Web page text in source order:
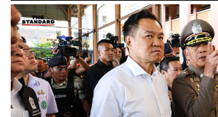
พิสูจน์อักษร: ลักษณ์นารา พักตร์เพียงจันทร์